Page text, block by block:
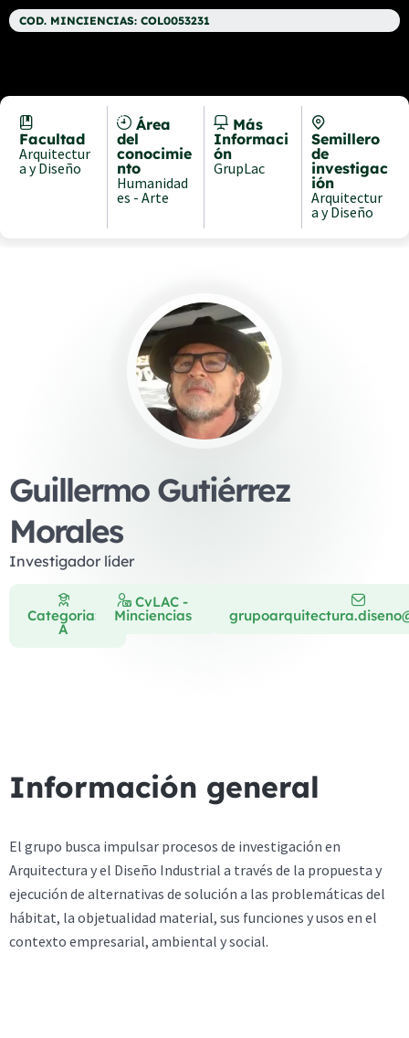
COD. MINCIENCIAS: COL0053231
Facultad
Arquitectur
a y Diseño
Área
del
conocimie
nto
Humanidad
es - Arte
Más
Informaci
ón
GrupLac
Semillero
de
investigac
ión
Arquitectur
a y Diseño
Guillermo Gutiérrez
Morales
Investigador líder
Categoria:
A
CvLAC -
Minciencias
Información general
El grupo busca impulsar procesos de investigación en
Arquitectura y el Diseño Industrial a través de la propuesta y
ejecución de alternativas de solución a las problemáticas del
hábitat, la objetualidad material, sus funciones y usos en el
contexto empresarial, ambiental y social.